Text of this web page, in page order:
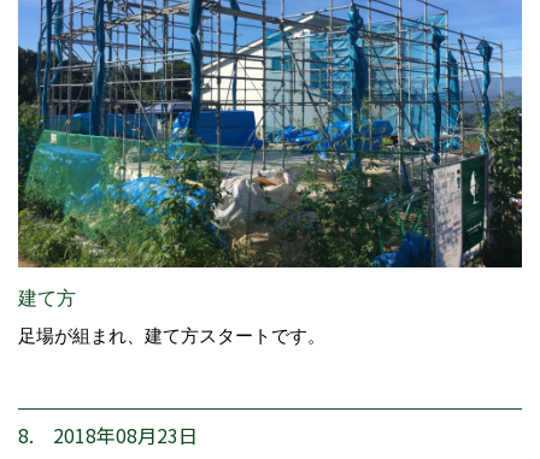
建て方
足場が組まれ、建て方スタートです。
8. 2018年08月23日